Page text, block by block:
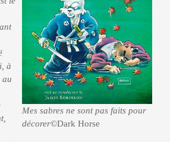
Mes sabres ne sont pas faits pour
décorer©Dark Horse
à
au